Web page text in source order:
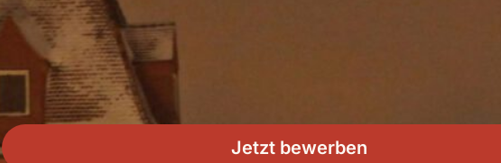
Jetzt bewerben